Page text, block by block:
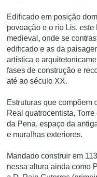
Edificado em posição
povoação e o rio Lis,
medieval, onde se
edificado e as da
artística e
fases de construção e
até ao século XX.
Estruturas que compõem
Real quatrocentista,
da Pena, espaço da
e muralhas exteriores.
Mandado construir em
nessa altura ainda como